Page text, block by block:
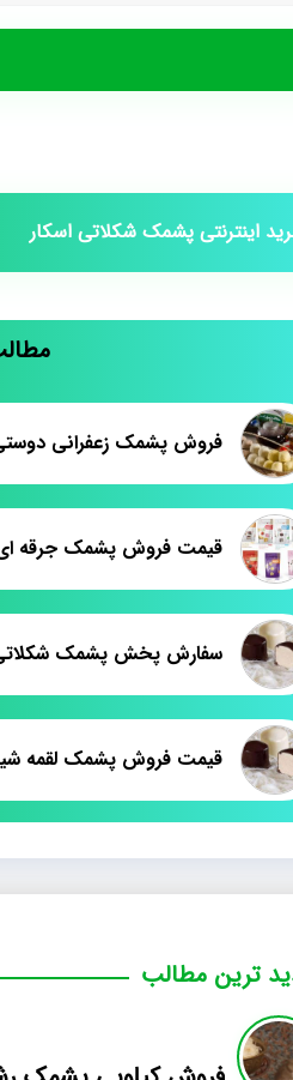
اینترنتی پشمک شکلاتی اسکار
فروش پشمک زعفرانی
سفارش پخش پشمک
قیمت فروش پشمک لقمه
ترین مطالب